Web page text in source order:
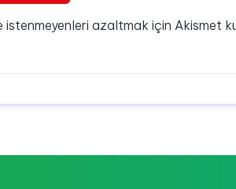
istenmeyenleri azaltmak için Akismet